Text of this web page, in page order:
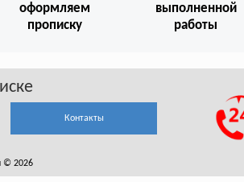
оформляем
прописку
выполненной
работы
Контакты
© 2026